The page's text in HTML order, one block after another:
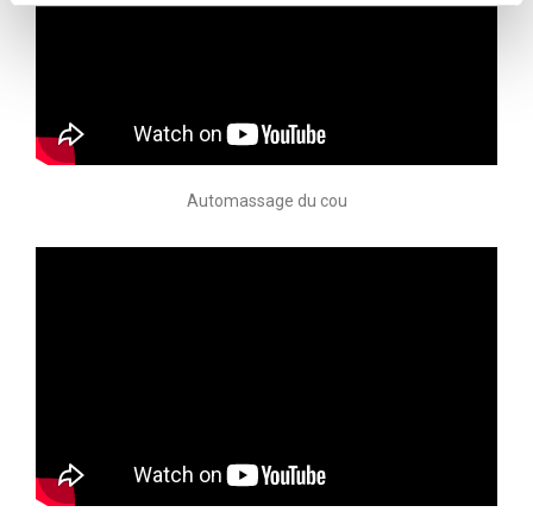
Automassage du cou